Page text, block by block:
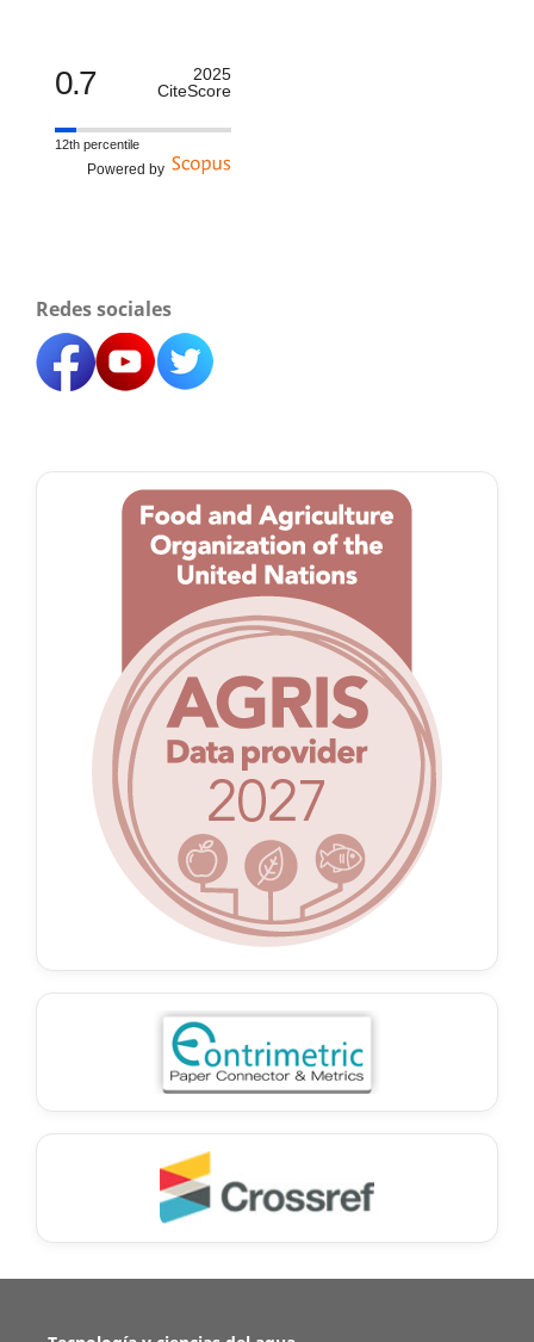
0.7
2025
CiteScore
12th percentile
Powered by
Redes sociales